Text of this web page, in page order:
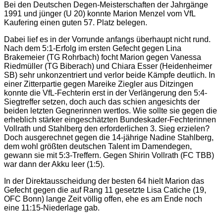
Bei den Deutschen Degen-Meisterschaften der Jahrgänge
1991 und jünger (U 20) konnte Marion Menzel vom VfL
Kaufering einen guten 57. Platz belegen.
Dabei lief es in der Vorrunde anfangs überhaupt nicht rund.
Nach dem 5:1-Erfolg im ersten Gefecht gegen Lina
Brakemeier (TG Rohrbach) focht Marion gegen Vanessa
Riedmüller (TG Biberach) und Chiara Esser (Heidenheimer
SB) sehr unkonzentriert und verlor beide Kämpfe deutlich. In
einer Zitterpartie gegen Mareike Ziegler aus Ditzingen
konnte die VfL-Fechterin erst in der Verlängerung den 5:4-
Siegtreffer setzen, doch auch das schien angesichts der
beiden letzten Gegnerinnen wertlos. Wie sollte sie gegen die
erheblich stärker eingeschätzten Bundeskader-Fechterinnen
Vollrath und Stahlberg den erforderlichen 3. Sieg erzielen?
Doch ausgerechnet gegen die 14-jährige Nadine Stahlberg,
dem wohl größten deutschen Talent im Damendegen,
gewann sie mit 5:3-Treffern. Gegen Shirin Vollrath (FC TBB)
war dann der Akku leer (1:5).
In der Direktausscheidung der besten 64 hielt Marion das
Gefecht gegen die auf Rang 11 gesetzte Lisa Catiche (19,
OFC Bonn) lange Zeit völlig offen, ehe es am Ende noch
eine 11:15-Niederlage gab.